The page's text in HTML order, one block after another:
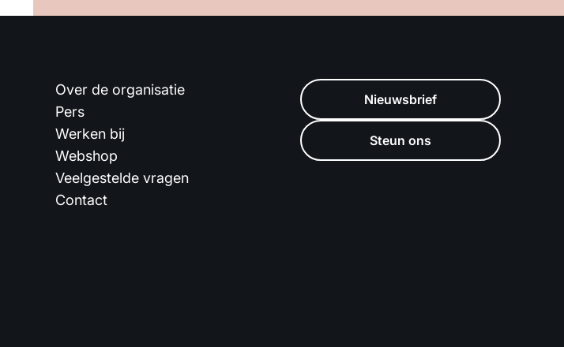
Over de organisatie
Pers
Werken bij
Webshop
Veelgestelde vragen
Contact
Nieuwsbrief
Steun ons